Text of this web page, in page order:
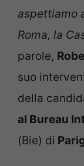
aspettiamo
Roma, la
parole,
suo
della
al Bureau
(Bie) di